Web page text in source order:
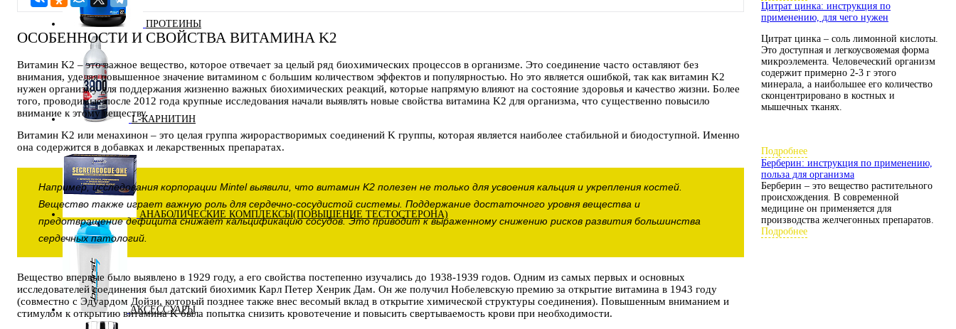
ПРОТЕИНЫ
L-КАРНИТИН
АНАБОЛИЧЕСКИЕ КОМПЛЕКСЫ(ПОВЫШЕНИЕ ТЕСТОСТЕРОНА)
АКСЕССУАРЫ
ОСОБЕННОСТИ И СВОЙСТВА ВИТАМИНА K2
Витамин K2 – это важное вещество, которое отвечает за целый ряд биохимических процессов в организме. Это соединение часто оставляют без
внимания, уделяя повышенное значение витамином с большим количеством эффектов и популярностью. Но это является ошибкой, так как витамин K2
нужен организму для поддержания жизненно важных биохимических реакций, которые напрямую влияют на состояние здоровья и качество жизни. Более
того, проводимые после 2012 года крупные исследования начали выявлять новые свойства витамина K2 для организма, что существенно повысило
внимание к этому веществу.
Витамин K2 или менахинон – это целая группа жирорастворимых соединений K группы, которая является наиболее стабильной и биодоступной. Именно
она содержится в добавках и лекарственных препаратах.
Например, исследования корпорации Mintel выявили, что витамин K2 полезен не только для усвоения кальция и укрепления костей.
Вещество также играет важную роль для сердечно-сосудистой системы. Поддержание достаточного уровня вещества и
предотвращение дефицита снижает кальцификацию сосудов. Это приводит к выраженному снижению рисков развития большинства
сердечных патологий.
Вещество впервые было выявлено в 1929 году, а его свойства постепенно изучались до 1938-1939 годов. Одним из самых первых и основных
исследователей соединения был датский биохимик Карл Петер Хенрик Дам. Он же получил Нобелевскую премию за открытие витамина в 1943 году
(совместно с Эдуардом Дойзи, который позднее также внес весомый вклад в открытие химической структуры соединения). Повышенным вниманием и
стимулом к открытию витамина K была попытка снизить кровотечение и повысить свертываемость крови при необходимости.
Цитрат цинка: инструкция по
применению, для чего нужен
Цитрат цинка – соль лимонной кислоты.
Это доступная и легкоусвояемая форма
микроэлемента. Человеческий организм
содержит примерно 2-3 г этого
минерала, а наибольшее его количество
сконцентрировано в костных и
мышечных тканях.
Подробнее
Берберин: инструкция по применению,
польза для организма
Берберин – это вещество растительного
происхождения. В современной
медицине он применяется для
производства желчегонных препаратов.
Подробнее